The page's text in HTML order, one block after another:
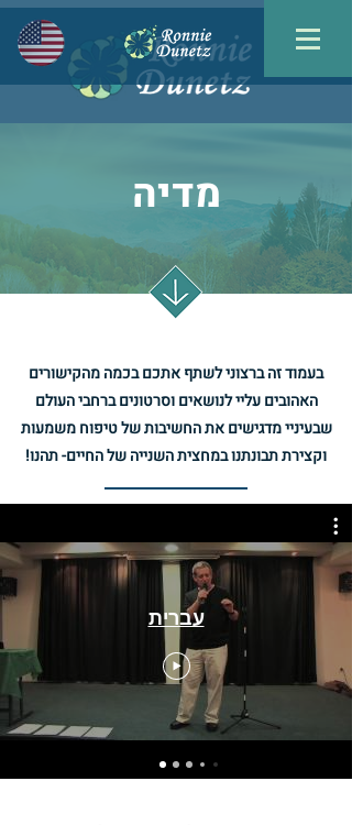
מדיה
בעמוד זה ברצוני לשתף אתכם בכמה מהקישורים
האהובים עליי לנושאים וסרטונים ברחבי העולם
שבעיניי מדגישים את החשיבות של טיפוח משמעות
וקצירת תבונתנו במחצית השנייה של החיים- תהנו!
עברית